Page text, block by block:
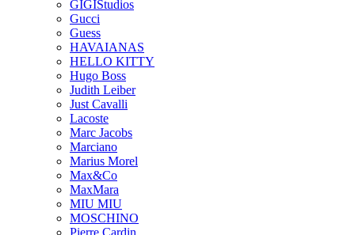
GIGIStudios
Gucci
Guess
HAVAIANAS
HELLO KITTY
Hugo Boss
Judith Leiber
Just Cavalli
Lacoste
Marc Jacobs
Marciano
Marius Morel
Max&Co
MaxMara
MIU MIU
MOSCHINO
Pierre Cardin